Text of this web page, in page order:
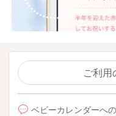
ご利
ベビーカレンダーへ